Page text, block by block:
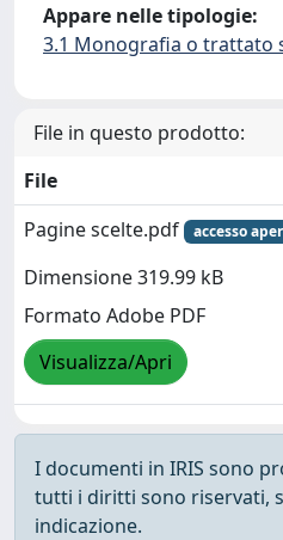
Appare nelle tipologie:
3.1 Monografia o trattato
File in questo prodotto:
File
Pagine scelte.pdf
accesso
Dimensione 319.99 kB
Formato Adobe PDF
Visualizza/Apri
I documenti in IRIS sono
tutti i diritti sono riservati,
indicazione.